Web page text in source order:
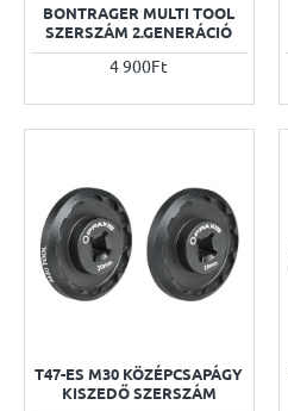
BONTRAGER MULTI TOOL
SZERSZÁM 2.GENERÁCIÓ
4 900Ft
T47-ES M30 KÖZÉPCSAPÁGY
KISZEDŐ SZERSZÁM